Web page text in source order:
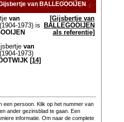
van BALLEGOOIJEN
van
(1904-1973) is
van
(1904-1973)
[14]
[Gijsbertje van
BALLEGOOIJEN
als referentie]
een persoon. Klik op het nummer van
ander gezinsblad te gaan. Een
informatie. Om naar de complete